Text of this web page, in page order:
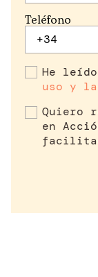
Teléfono
He
uso y
Quiero
en